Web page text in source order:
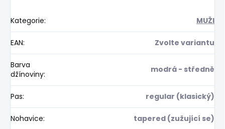
Kategorie: MUŽI
EAN: Zvolte variantu
Barva
džínoviny: modrá - středně
Pas: regular (klasický)
Nohavice: tapered (zužující se)